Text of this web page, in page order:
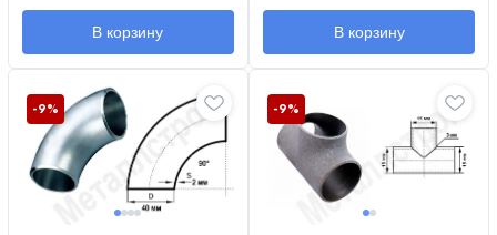
В корзину В корзину
-9% -9%